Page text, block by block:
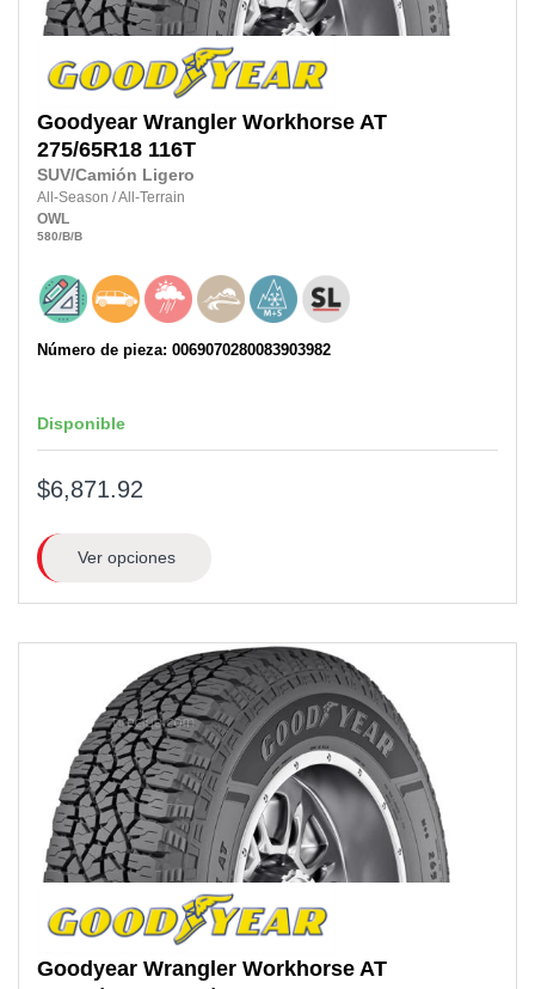
Goodyear Wrangler Workhorse AT
275/65R18 116T
SUV/Camión Ligero
All-Season /All-Terrain
OWL
580/B/B
Número de pieza: 0069070280083903982
Disponible
$6,871.92
Ver opciones
Goodyear Wrangler Workhorse AT